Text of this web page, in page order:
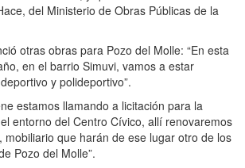
del Ministerio de Obras Públicas de la
otras obras para Pozo del Molle: “En esta
en el barrio Simuvi, vamos a estar
y polideportivo”.
estamos llamando a licitación para la
entorno del Centro Cívico, allí renovaremos
mobiliario que harán de ese lugar otro de los
Pozo del Molle”.